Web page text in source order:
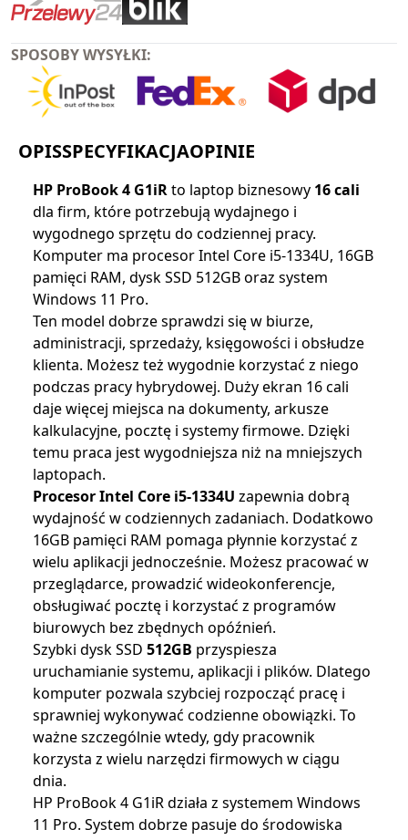
SPOSOBY WYSYŁKI:
OPISSPECYFIKACJAOPINIE
HP ProBook 4 G1iRto laptop biznesowy 16 cali
dla firm, które potrzebują wydajnego i
wygodnego sprzętu do codziennej pracy.
Komputer ma procesor Intel Core i5-1334U, 16GB
pamięci RAM, dysk SSD 512GB oraz system
Windows 11 Pro.
Ten model dobrze sprawdzi się w biurze,
administracji, sprzedaży, księgowości i obsłudze
klienta. Możesz też wygodnie korzystać z niego
podczas pracy hybrydowej. Duży ekran 16 cali
daje więcej miejsca na dokumenty, arkusze
kalkulacyjne, pocztę i systemy firmowe. Dzięki
temu praca jest wygodniejsza niż na mniejszych
laptopach.
Procesor Intel Core i5-1334U zapewnia dobrą
wydajność w codziennych zadaniach. Dodatkowo
16GB pamięci RAM pomaga płynnie korzystać z
wielu aplikacji jednocześnie. Możesz pracować w
przeglądarce, prowadzić wideokonferencje,
obsługiwać pocztę i korzystać z programów
biurowych bez zbędnych opóźnień.
Szybki dysk SSD 512GB przyspiesza
uruchamianie systemu, aplikacji i plików. Dlatego
komputer pozwala szybciej rozpocząć pracę i
sprawniej wykonywać codzienne obowiązki. To
ważne szczególnie wtedy, gdy pracownik
korzysta z wielu narzędzi firmowych w ciągu
dnia.
HP ProBook 4 G1iR działa z systemem Windows
11 Pro. System dobrze pasuje do środowiska